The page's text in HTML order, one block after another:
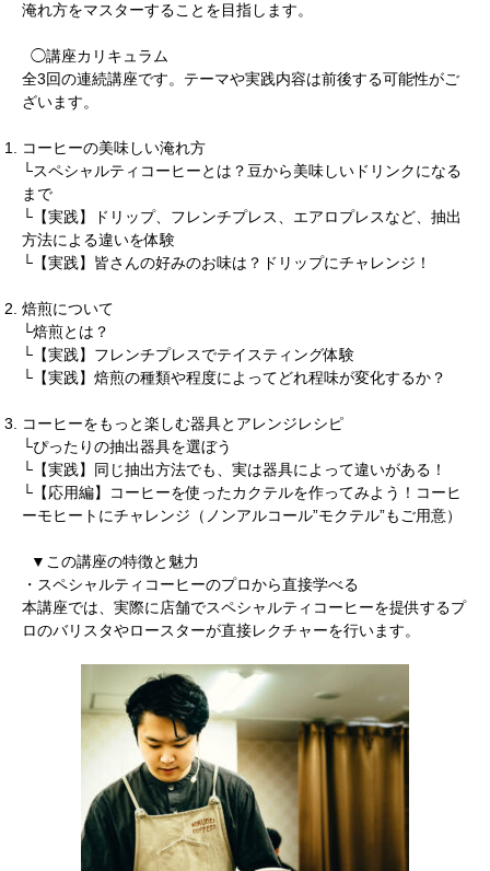
淹れ方をマスターすることを目指します。
◯講座カリキュラム
全3回の連続講座です。テーマや実践内容は前後する可能性がご
ざいます。
コーヒーの美味しい淹れ方
└スペシャルティコーヒーとは？豆から美味しいドリンクになる
まで
└【実践】ドリップ、フレンチプレス、エアロプレスなど、抽出
方法による違いを体験
└【実践】皆さんの好みのお味は？ドリップにチャレンジ！
焙煎について
└焙煎とは？
└【実践】フレンチプレスでテイスティング体験
└【実践】焙煎の種類や程度によってどれ程味が変化するか？
コーヒーをもっと楽しむ器具とアレンジレシピ
└ぴったりの抽出器具を選ぼう
└【実践】同じ抽出方法でも、実は器具によって違いがある！
└【応用編】コーヒーを使ったカクテルを作ってみよう！コーヒ
ーモヒートにチャレンジ（ノンアルコール”モクテル”もご用意）
▼この講座の特徴と魅力
・スペシャルティコーヒーのプロから直接学べる
本講座では、実際に店舗でスペシャルティコーヒーを提供するプ
ロのバリスタやロースターが直接レクチャーを行います。